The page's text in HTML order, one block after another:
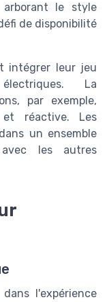
le style
de disponibilité
intégrer leur jeu
La
par exemple,
réactive. Les
un ensemble
les autres
l'expérience